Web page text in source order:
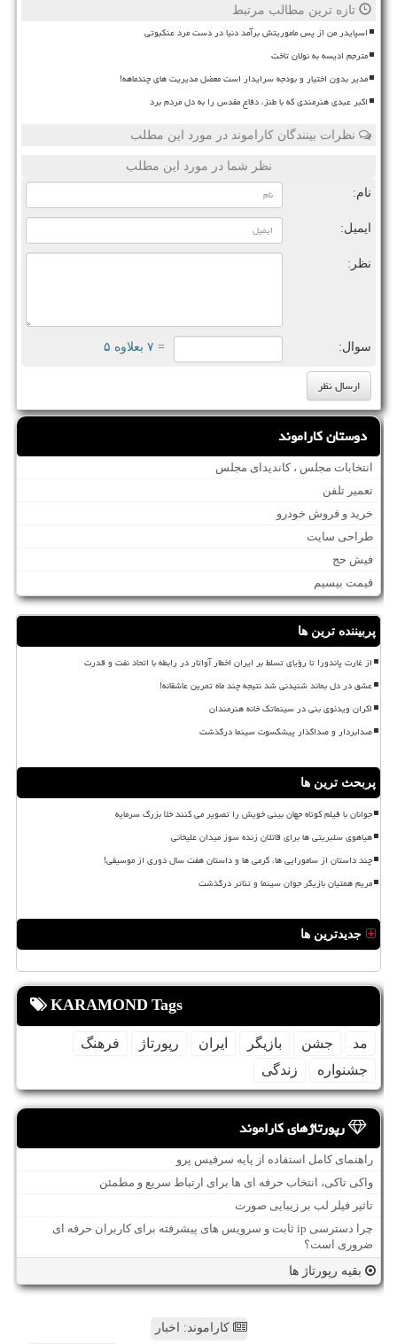
تازه ترین مطالب مرتبط
اسپایدر من از پس ماموریتش برآمد دنیا در دست مرد عنکبوتی
مترجم ادیسه به نولان تاخت
مدیر بدون اختیار و بودجه سرایدار است معضل مدیریت های چندماهه!
اکبر عبدی هنرمندی که با طنز، دفاع مقدس را به دل مردم برد
نظرات بینندگان کاراموند در مورد این مطلب
نظر شما در مورد این مطلب
نام:
ایمیل:
نظر:
سوال: = ۷ بعلاوه ۵
دوستان کاراموند
انتخابات مجلس ، کاندیدای مجلس
تعمیر تلفن
خرید و فروش خودرو
طراحی سایت
فیش حج
قیمت بیسیم
پربیننده ترین ها
از غارت پاندورا تا رؤیای تسلط بر ایران اخطار آواتار در رابطه با اتحاد نفت و قدرت
عشق در دل بماند شنیدنی شد نتیجه چند ماه تمرین عاشقانه!
اکران ویدئوی بنی در سینماتک خانه هنرمندان
صدابردار و صداگذار پیشکسوت سینما درگذشت
پربحث ترین ها
جوانان با فیلم کوتاه جهان بینی خویش را تصویر می کنند خلأ بزرگ سرمایه
هیاهوی سلبریتی ها برای قاتلان زنده سوز میدان علیخانی
چند داستان از سامورایی ها، گرمی ها و داستان هفت سال دوری از موسیقی!
مریم همتیان بازیگر جوان سینما و تئاتر درگذشت
جدیدترین ها
KARAMOND Tags
مد جشن بازیگر ایران رپورتاژ
فرهنگ
جشنواره
زندگی
رپورتاژهای کاراموند
راهنمای کامل استفاده از پایه سرفیس پرو
واکی تاکی، انتخاب حرفه ای ها برای ارتباط سریع و مطمئن
تاثیر فیلر لب بر زیبایی صورت
چرا دسترسی ip ثابت و سرویس های پیشرفته برای کاربران حرفه ای
ضروری است؟
بقیه رپورتاژ ها
کاراموند: اخبار